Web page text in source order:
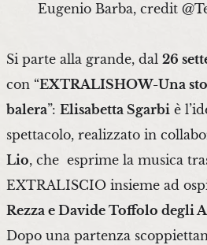
Eugenio Barba, credit
Si parte alla grande, dal 26
con “EXTRALISHOW-Una
balera”: Elisabetta Sgarbi è
spettacolo, realizzato in
Lio, che esprime la musica
EXTRALISCIO insieme ad
Rezza e Davide Toffolo degli
Dopo una partenza